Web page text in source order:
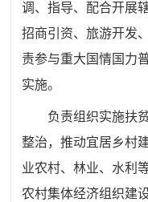
调、指导、配合开展
招商引资、旅游开发
责参与重大国情国力
实施。
负责组织实施扶
整治，推动宜居乡村
业农村、林业、水利
农村集体经济组织建